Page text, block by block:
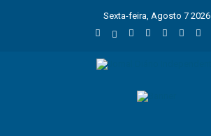
Sexta-feira, Agosto 7 2026